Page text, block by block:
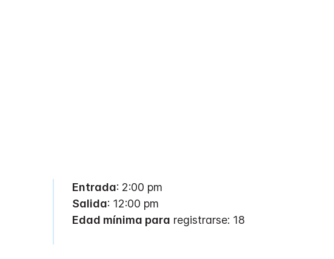
Entrada: 2:00 pm
Salida: 12:00 pm
Edad mínima para registrarse: 18